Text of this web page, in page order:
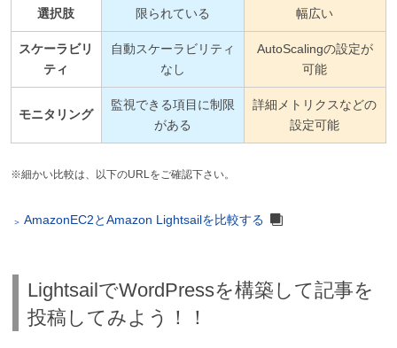
選択肢 限られている 幅広い
スケーラビリ
ティ
自動スケーラビリティ
なし
AutoScalingの設定が
可能
モニタリング
監視できる項目に制限
がある
詳細メトリクスなどの
設定可能
※細かい比較は、以下のURLをご確認下さい。
AmazonEC2とAmazon Lightsailを比較する
LightsailでWordPressを構築して記事を
投稿してみよう！！